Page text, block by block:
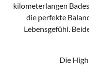
kilometerlangen
die perfekte
Lebensgefühl.
Die